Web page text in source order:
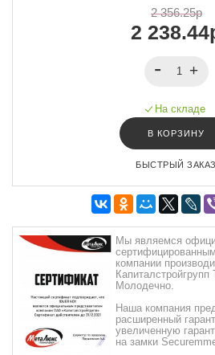
2 356.25р
2
На складе
В КОРЗИНУ
БЫСТРЫЙ ЗАКАЗ
Мы являемся
компании
Молодечно.
Наша компания
расширенный
увеличенную
на замки